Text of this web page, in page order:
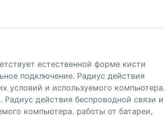
естественной форме кисти
подключение. Радиус действия
условий и используемого компьютера.
действия беспроводной связи и
компьютера. работы от батареи,